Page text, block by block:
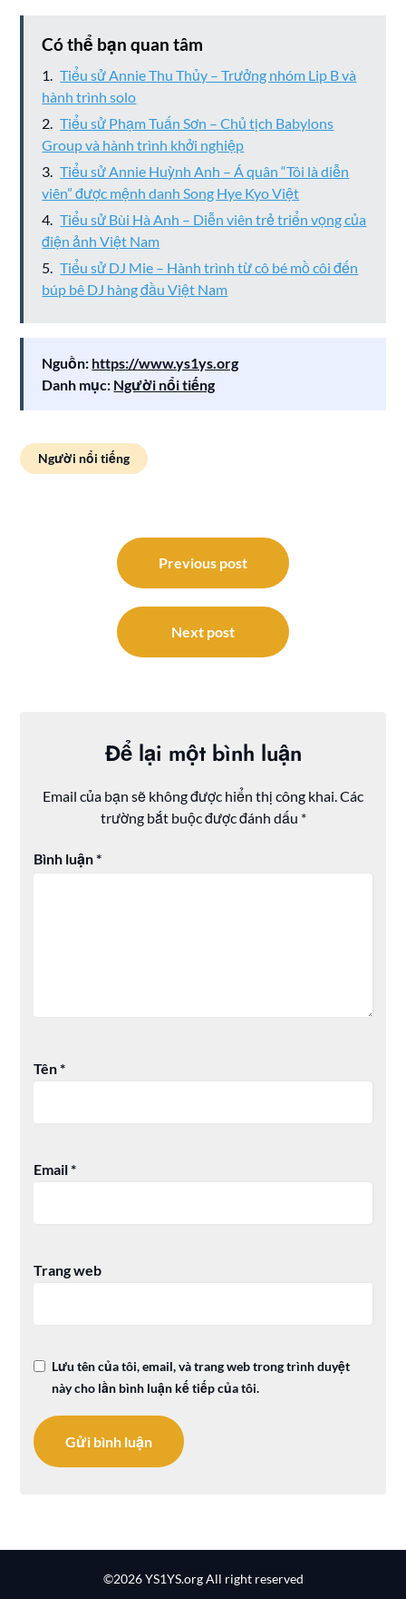
Có thể bạn quan tâm
Tiểu sử Annie Thu Thủy – Trưởng nhóm Lip B và
hành trình solo
Tiểu sử Phạm Tuấn Sơn – Chủ tịch Babylons
Group và hành trình khởi nghiệp
Tiểu sử Annie Huỳnh Anh – Á quân “Tôi là diễn
viên” được mệnh danh Song Hye Kyo Việt
Tiểu sử Bùi Hà Anh – Diễn viên trẻ triển vọng của
điện ảnh Việt Nam
Tiểu sử DJ Mie – Hành trình từ cô bé mồ côi đến
búp bê DJ hàng đầu Việt Nam
Nguồn: https://www.ys1ys.org
Danh mục: Người nổi tiếng
Người nổi tiếng
Previous post
Next post
Để lại một bình luận
Email của bạn sẽ không được hiển thị công khai.Các
trường bắt buộc được đánh dấu *
Bình luận*
Tên*
Email*
Trang web
Lưu tên của tôi, email, và trang web trong trình duyệt
này cho lần bình luận kế tiếp của tôi.
©2026 YS1YS.orgAll right reserved